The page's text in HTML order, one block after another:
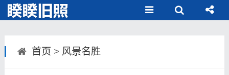
首页 > 风景名胜